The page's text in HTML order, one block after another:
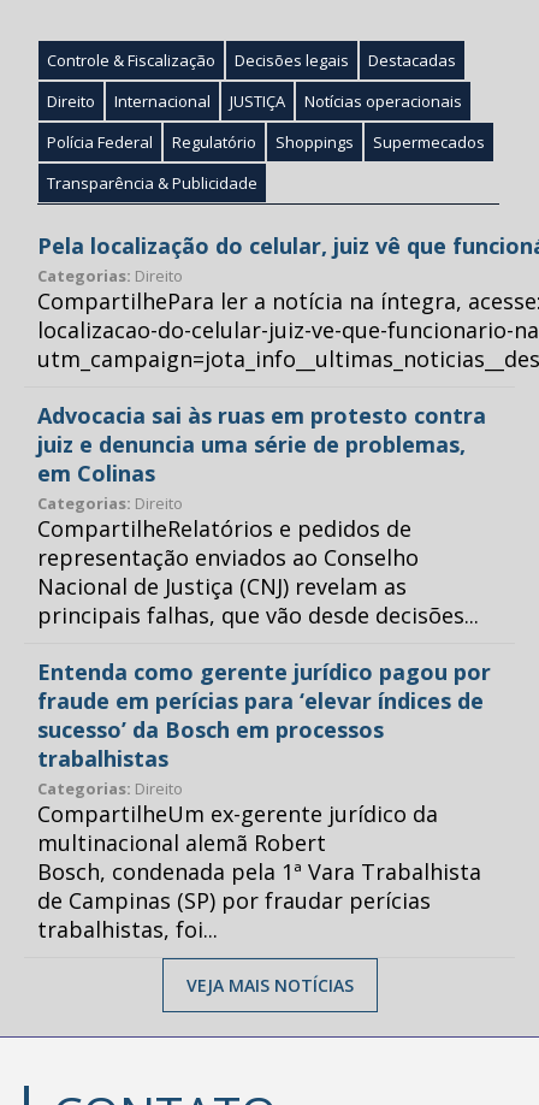
Controle & Fiscalização Decisões legais
Destacadas
Direito
Internacional JUSTIÇA
Notícias operacionais
Polícia Federal
Regulatório Shoppings
Supermecados
Transparência & Publicidade
Pela localização do celular, juiz vê que
Categorias: Direito
CompartilhePara ler a notícia na íntegra,
localizacao-do-celular-juiz-ve-que-funcionario-
Advocacia sai às ruas em protesto contra
juiz e denuncia uma série de problemas,
em Colinas
Categorias: Direito
CompartilheRelatórios e pedidos de
representação enviados ao Conselho
Nacional de Justiça (CNJ) revelam as
principais falhas, que vão desde decisões...
Entenda como gerente jurídico pagou por
fraude em perícias para ‘elevar índices de
sucesso’ da Bosch em processos
trabalhistas
Categorias: Direito
CompartilheUm ex-gerente jurídico da
multinacional alemã Robert
Bosch, condenada pela 1ª Vara Trabalhista
de Campinas (SP) por fraudar perícias
trabalhistas, foi...
VEJA MAIS NOTÍCIAS